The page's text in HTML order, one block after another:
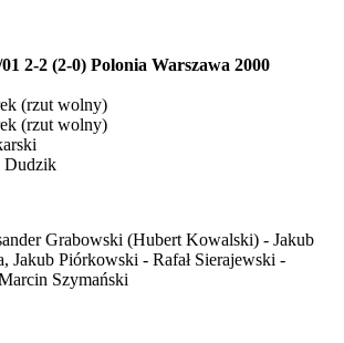
2-2 (2-0) Polonia Warszawa 2000
(rzut wolny)
(rzut wolny)
Dudzik
Grabowski (Hubert Kowalski) - Jakub
Jakub Piórkowski - Rafał Sierajewski -
Szymański